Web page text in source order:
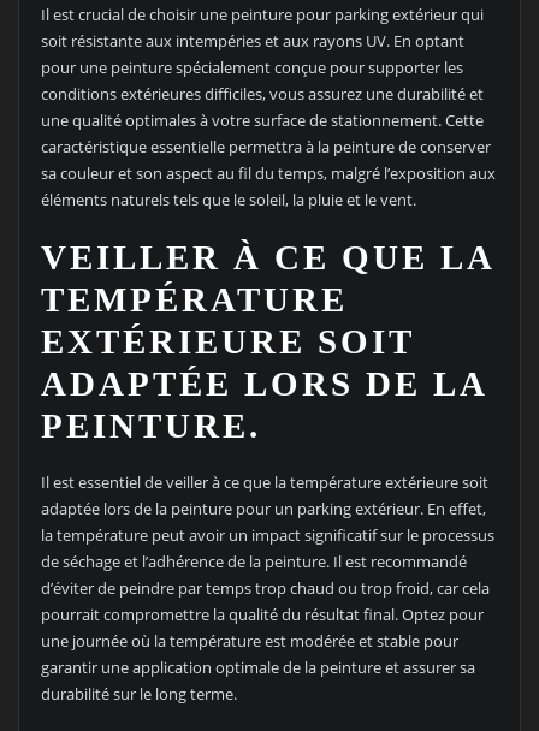
Il est crucial de choisir une peinture pour parking extérieur qui
soit résistante aux intempéries et aux rayons UV. En optant
pour une peinture spécialement conçue pour supporter les
conditions extérieures difficiles, vous assurez une durabilité et
une qualité optimales à votre surface de stationnement. Cette
caractéristique essentielle permettra à la peinture de conserver
sa couleur et son aspect au fil du temps, malgré l’exposition aux
éléments naturels tels que le soleil, la pluie et le vent.
VEILLER À CE QUE LA
TEMPÉRATURE
EXTÉRIEURE SOIT
ADAPTÉE LORS DE LA
PEINTURE.
Il est essentiel de veiller à ce que la température extérieure soit
adaptée lors de la peinture pour un parking extérieur. En effet,
la température peut avoir un impact significatif sur le processus
de séchage et l’adhérence de la peinture. Il est recommandé
d’éviter de peindre par temps trop chaud ou trop froid, car cela
pourrait compromettre la qualité du résultat final. Optez pour
une journée où la température est modérée et stable pour
garantir une application optimale de la peinture et assurer sa
durabilité sur le long terme.